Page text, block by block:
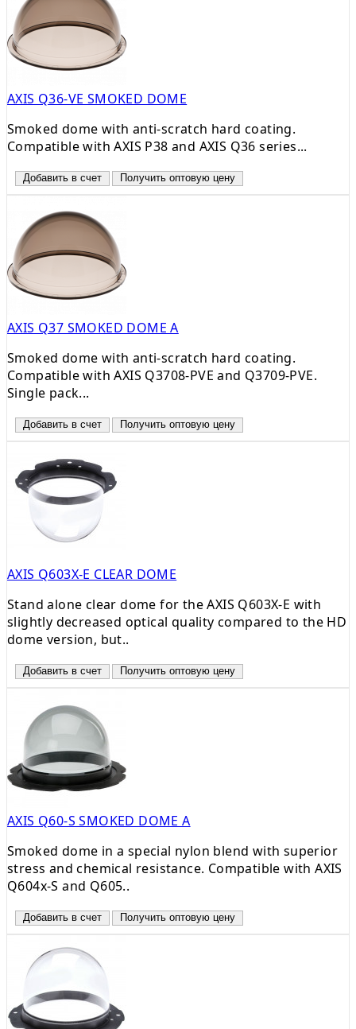
AXIS Q36-VE SMOKED DOME
Smoked dome with anti-scratch hard coating.
Compatible with AXIS P38 and AXIS Q36 series...
Добавить в счет Получить оптовую цену
AXIS Q37 SMOKED DOME A
Smoked dome with anti-scratch hard coating.
Compatible with AXIS Q3708-PVE and Q3709-PVE.
Single pack...
Добавить в счет Получить оптовую цену
AXIS Q603X-E CLEAR DOME
Stand alone clear dome for the AXIS Q603X-E with
slightly decreased optical quality compared to the HD
dome version, but..
Добавить в счет Получить оптовую цену
AXIS Q60-S SMOKED DOME A
Smoked dome in a special nylon blend with superior
stress and chemical resistance. Compatible with AXIS
Q604x-S and Q605..
Добавить в счет Получить оптовую цену